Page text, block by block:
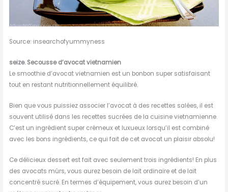
Source: insearchofyummyness
seize. Secousse d’avocat vietnamien
Le smoothie d’avocat vietnamien est un bonbon super satisfaisant
tout en restant nutritionnellement équilibré.
Bien que vous puissiez associer l’avocat à des recettes salées, il est
souvent utilisé dans les recettes sucrées de la cuisine vietnamienne.
C’est un ingrédient super crémeux et luxueux lorsqu’il est combiné
avec les bons ingrédients, ce qui fait de cet avocat un plaisir absolu!
Ce délicieux dessert est fait avec seulement trois ingrédients! En plus
des avocats mûrs, vous aurez besoin de lait ordinaire et de lait
concentré sucré. En termes d’équipement, vous aurez besoin d’un